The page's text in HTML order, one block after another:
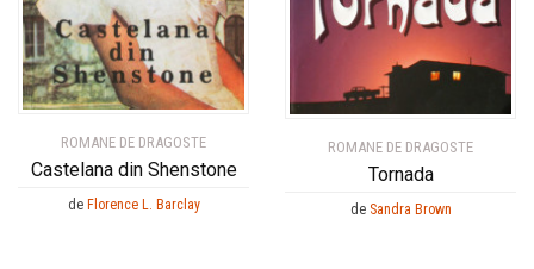
ROMANE DE DRAGOSTE
Castelana din Shenstone
de Florence L. Barclay
ROMANE DE DRAGOSTE
Tornada
de Sandra Brown